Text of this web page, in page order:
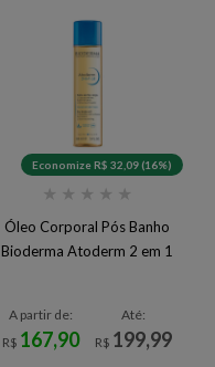
Economize R$ 32,09 (16%)
★ ★ ★ ★ ★
Óleo Corporal Pós Banho
Bioderma Atoderm 2 em 1
A partir de:
R$ 167,90
Até:
R$ 199,99